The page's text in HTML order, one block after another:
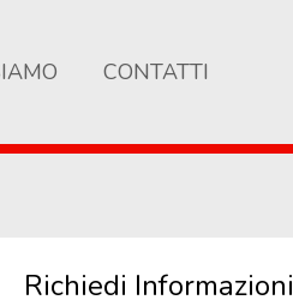
CONTATTI
Richiedi Informazioni